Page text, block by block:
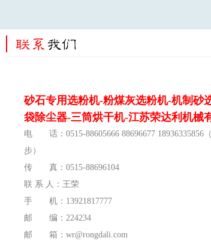
砂石专用选粉机-粉煤灰选粉机-机制砂
袋除尘器-三筒烘干机-江苏荣达利机械
电 话：0515-88605666 88696677 18936335856
步）
传 真：0515-88696104
联 系 人：王荣
手 机：13921817777
邮 编：224234
邮 箱：wr@rongdali.com